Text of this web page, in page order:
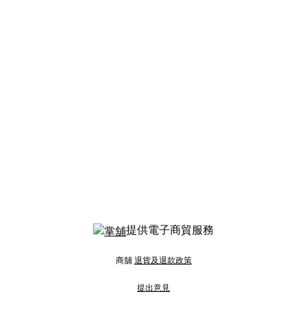
提供電子商貿服務
商舖 退貨及退款政策
提出意見